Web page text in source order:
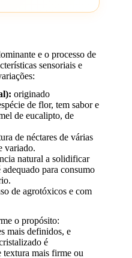
e o processo de
sensoriais e
originado
de flor, tem sabor e
de eucalipto, de
de néctares de várias
variado.
natural a solidificar
para consumo
de agrotóxicos e com
o propósito:
mais definidos, e
é
textura mais firme ou